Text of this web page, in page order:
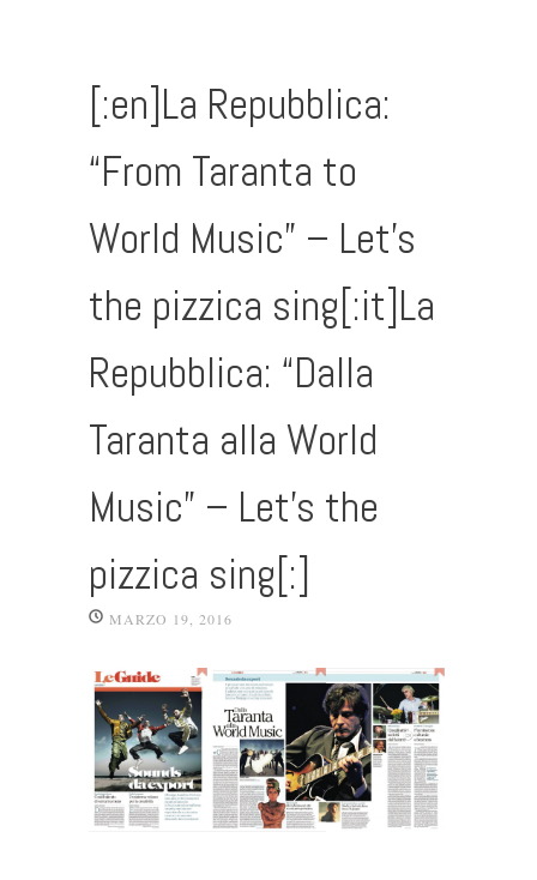
[:en]La Repubblica:
“From Taranta to
World Music” – Let’s
the pizzica sing[:it]La
Repubblica: “Dalla
Taranta alla World
Music” – Let’s the
pizzica sing[:]
MARZO 19, 2016